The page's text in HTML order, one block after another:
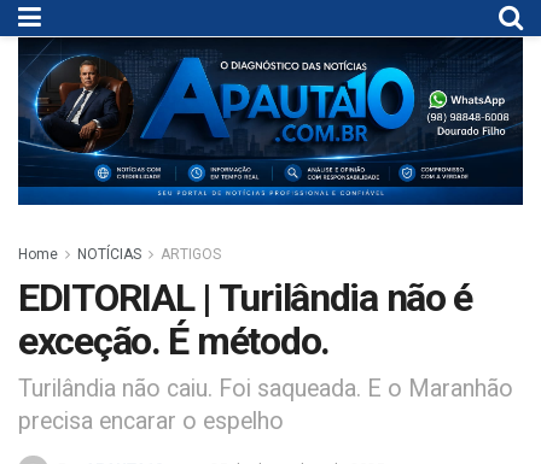
Home NOTÍCIAS ARTIGOS
EDITORIAL | Turilândia não é
exceção. É método.
Turilândia não caiu. Foi saqueada. E o Maranhão
precisa encarar o espelho